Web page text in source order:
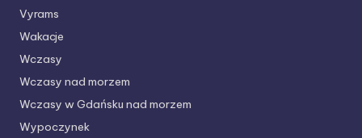
Vyrams
Wakacje
Wczasy
Wczasy nad morzem
Wczasy w Gdańsku nad morzem
Wypoczynek